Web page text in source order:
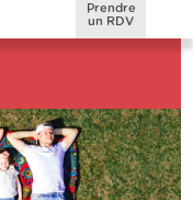
Prendre
un RDV